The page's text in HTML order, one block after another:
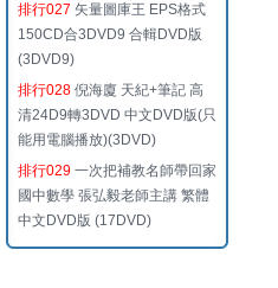
排行027 矢量圖庫王 EPS格式
150CD合3DVD9 合輯DVD版
(3DVD9)
排行028 倪海廈 天紀+筆記 高
清24D9轉3DVD 中文DVD版(只
能用電腦播放)(3DVD)
排行029 一次把補教名師帶回家
國中數學 張弘毅老師主講 繁體
中文DVD版 (17DVD)